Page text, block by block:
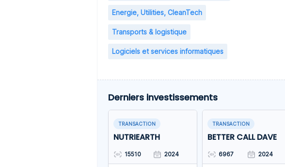
Energie, Utilities, CleanTech
Transports & logistique
Logiciels et services informatiques
Derniers investissements
TRANSACTION
NUTRIEARTH
15510 2024
TRANSACTION
BETTER CALL DAVE
6967 2024